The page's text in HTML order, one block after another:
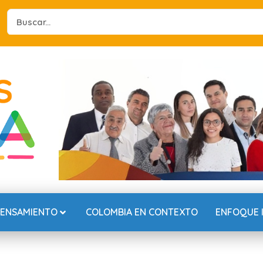
Search
...
COLOMBIA EN CONTEXTO ENFOQUE